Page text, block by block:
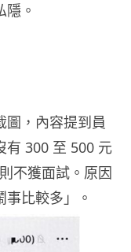
。
圖，內容提到員
有 300 至 500 元
不獲面試。原因
比較多」。